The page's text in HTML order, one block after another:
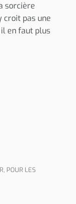
sorcière
croit pas une
il en faut plus
, POUR LES